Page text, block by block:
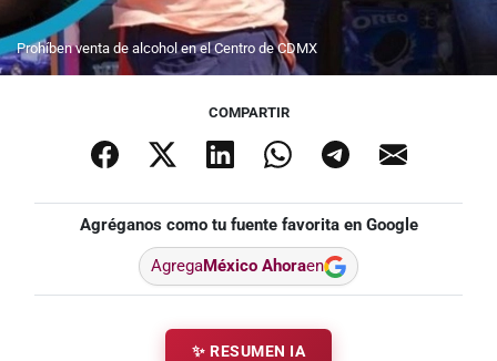
Prohíben venta de alcohol en el Centro de CDMX
COMPARTIR
Agréganos como tu fuente favorita en Google
AgregaMéxico Ahoraen
✨ RESUMEN IA